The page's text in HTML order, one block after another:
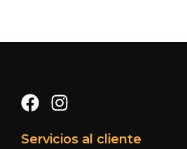
Servicios al cliente